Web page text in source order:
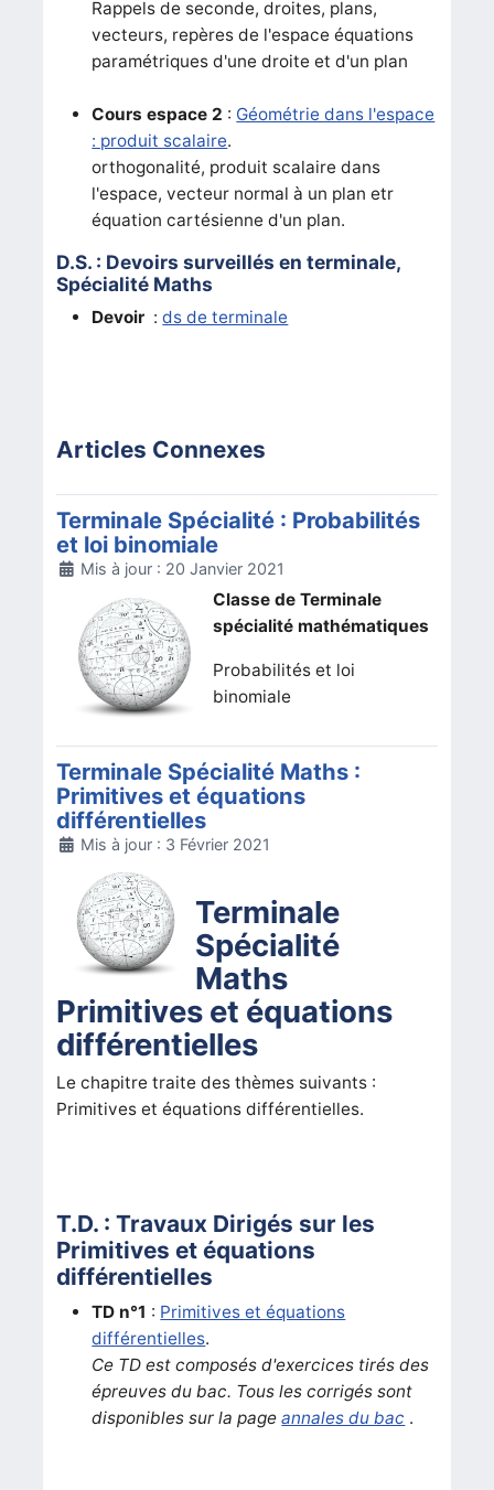
Rappels de seconde, droites, plans,
vecteurs, repères de l'espace équations
paramétriques d'une droite et d'un plan
Cours espace 2 : Géométrie dans l'espace
: produit scalaire.
orthogonalité, produit scalaire dans
l'espace, vecteur normal à un plan etr
équation cartésienne d'un plan.
D.S. : Devoirs surveillés en terminale,
Spécialité Maths
Devoir :ds de terminale
Articles Connexes
Terminale Spécialité : Probabilités
et loi binomiale
DétailsMis à jour : 20 Janvier 2021
Classe de Terminale
spécialité mathématiques
Probabilités et loi
binomiale
Terminale Spécialité Maths :
Primitives et équations
différentielles
DétailsMis à jour : 3 Février 2021
Terminale
Spécialité
Maths
Primitives et équations
différentielles
Le chapitre traite des thèmes suivants :
Primitives et équations différentielles.
T.D. : Travaux Dirigés sur les
Primitives et équations
différentielles
TD n°1 : Primitives et équations
différentielles.
Ce TD est composés d'exercices tirés des
épreuves du bac. Tous les corrigés sont
disponibles sur la pageannales du bac .